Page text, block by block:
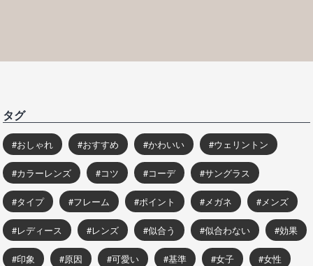
タグ
おしゃれ おすすめ かわいい ウェリントン
カラーレンズ コツ コーデ サングラス
タイプ フレーム ポイント メガネ メンズ
レディース レンズ 似合う 似合わない 効果
印象 原因 可愛い 基準 女子 女性